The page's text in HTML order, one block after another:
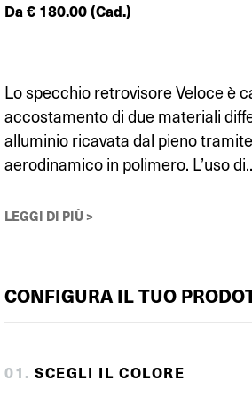
Da€ 180.00(Cad.)
Lo specchio retrovisore Veloce è
accostamento di due materiali
alluminio ricavata dal pieno
aerodinamico in polimero. L’uso
LEGGI DI PIÙ >
CONFIGURA IL TUO
01 . SCEGLI IL COLORE